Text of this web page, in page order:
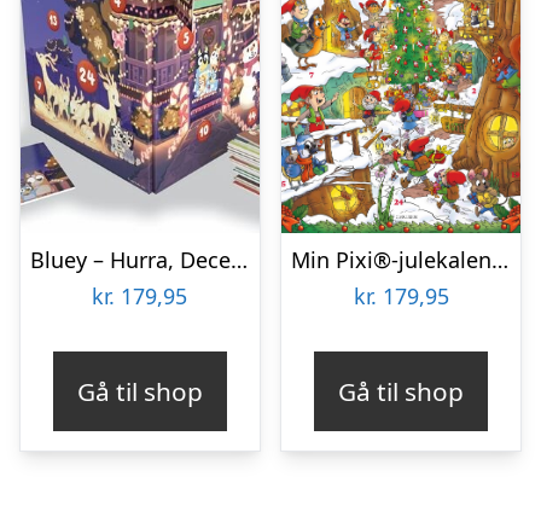
Bluey – Hurra, December! Julekalender Med 24 Bøger – Bog
kr. 179,95
Gå til shop
Min Pixi®-julekalender – Bog
kr. 179,95
Gå til shop